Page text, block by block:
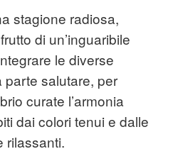
stagione radiosa,
di un’inguaribile
le diverse
parte salutare, per
curate l’armonia
dai colori tenui e dalle
rilassanti.